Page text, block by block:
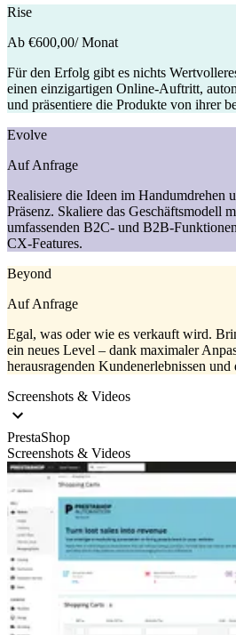
Rise
Ab €600,00/ Monat
Für den Erfolg gibt es nichts
einen einzigartigen Online-Auftritt,
und präsentiere die Produkte von ihrer
Evolve
Auf Anfrage
Realisiere die Ideen im Handumdrehen
Präsenz. Skaliere das Geschäftsmodell
umfassenden B2C- und B2B-
CX-Features.
Beyond
Auf Anfrage
Egal, was oder wie es verkauft wird.
ein neues Level – dank maximaler
herausragenden Kunden­erlebnissen
Screenshots & Videos
PrestaShop
Screenshots & Videos